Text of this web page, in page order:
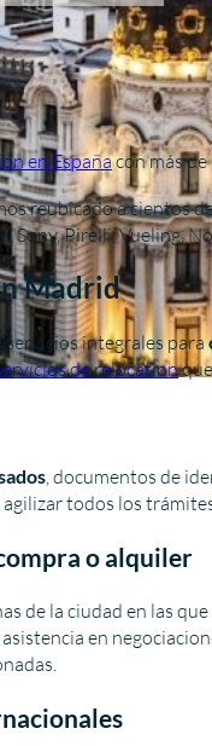
en Españacon más de
reubicado a cientos
Sony, Pirelli, Vueling,
Madrid
integrales para
de relocation
, documentos de
agilizar todos los
o alquiler
de la ciudad en las que
en